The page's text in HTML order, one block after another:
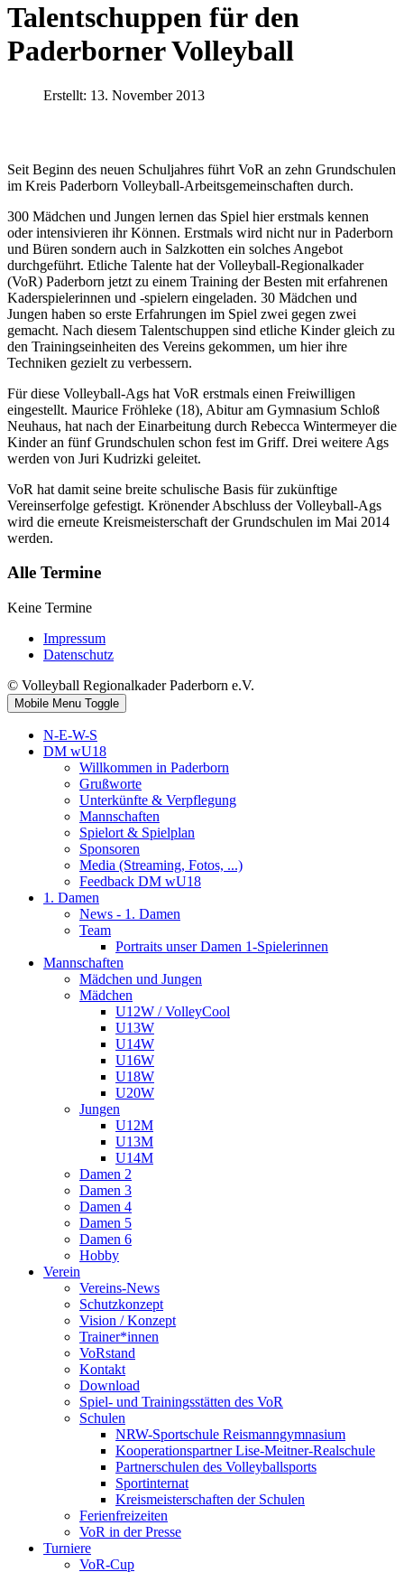
Talentschuppen für den
Paderborner Volleyball
Erstellt: 13. November 2013
Seit Beginn des neuen Schuljahres führt VoR an zehn Grundschulen
im Kreis Paderborn Volleyball-Arbeitsgemeinschaften durch.
300 Mädchen und Jungen lernen das Spiel hier erstmals kennen
oder intensivieren ihr Können. Erstmals wird nicht nur in Paderborn
und Büren sondern auch in Salzkotten ein solches Angebot
durchgeführt. Etliche Talente hat der Volleyball-Regionalkader
(VoR) Paderborn jetzt zu einem Training der Besten mit erfahrenen
Kaderspielerinnen und -spielern eingeladen. 30 Mädchen und
Jungen haben so erste Erfahrungen im Spiel zwei gegen zwei
gemacht. Nach diesem Talentschuppen sind etliche Kinder gleich zu
den Trainingseinheiten des Vereins gekommen, um hier ihre
Techniken gezielt zu verbessern.
Für diese Volleyball-Ags hat VoR erstmals einen Freiwilligen
eingestellt. Maurice Fröhleke (18), Abitur am Gymnasium Schloß
Neuhaus, hat nach der Einarbeitung durch Rebecca Wintermeyer die
Kinder an fünf Grundschulen schon fest im Griff. Drei weitere Ags
werden von Juri Kudrizki geleitet.
VoR hat damit seine breite schulische Basis für zukünftige
Vereinserfolge gefestigt. Krönender Abschluss der Volleyball-Ags
wird die erneute Kreismeisterschaft der Grundschulen im Mai 2014
werden.
Alle Termine
Keine Termine
Impressum
Datenschutz
© Volleyball Regionalkader Paderborn e.V.
Mobile Menu Toggle
N-E-W-S
DM wU18
Willkommen in Paderborn
Grußworte
Unterkünfte & Verpflegung
Mannschaften
Spielort & Spielplan
Sponsoren
Media (Streaming, Fotos, ...)
Feedback DM wU18
1. Damen
News - 1. Damen
Team
Portraits unser Damen 1-Spielerinnen
Mannschaften
Mädchen und Jungen
Mädchen
U12W / VolleyCool
U13W
U14W
U16W
U18W
U20W
Jungen
U12M
U13M
U14M
Damen 2
Damen 3
Damen 4
Damen 5
Damen 6
Hobby
Verein
Vereins-News
Schutzkonzept
Vision / Konzept
Trainer*innen
VoRstand
Kontakt
Download
Spiel- und Trainingsstätten des VoR
Schulen
NRW-Sportschule Reismanngymnasium
Kooperationspartner Lise-Meitner-Realschule
Partnerschulen des Volleyballsports
Sportinternat
Kreismeisterschaften der Schulen
Ferienfreizeiten
VoR in der Presse
Turniere
VoR-Cup